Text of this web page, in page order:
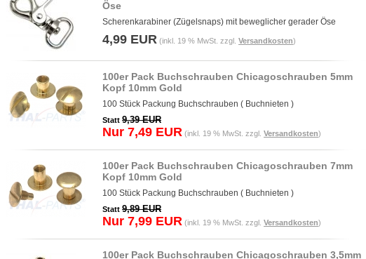
Öse
Scherenkarabiner (Zügelsnaps) mit beweglicher gerader Öse
4,99 EUR (inkl. 19 % MwSt. zzgl. Versandkosten)
100er Pack Buchschrauben Chicagoschrauben 5mm
Kopf 10mm Gold
100 Stück Packung Buchschrauben ( Buchnieten )
Statt 9,39 EUR
Nur 7,49 EUR (inkl. 19 % MwSt. zzgl. Versandkosten)
100er Pack Buchschrauben Chicagoschrauben 7mm
Kopf 10mm Gold
100 Stück Packung Buchschrauben ( Buchnieten )
Statt 9,89 EUR
Nur 7,99 EUR (inkl. 19 % MwSt. zzgl. Versandkosten)
100er Pack Buchschrauben Chicagoschrauben 3,5mm